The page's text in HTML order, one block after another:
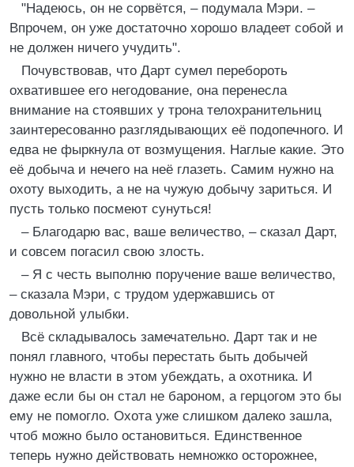
"Надеюсь, он не сорвётся, – подумала Мэри. –
Впрочем, он уже достаточно хорошо владеет собой и
не должен ничего учудить".
Почувствовав, что Дарт сумел перебороть
охватившее его негодование, она перенесла
внимание на стоявших у трона телохранительниц
заинтересованно разглядывающих её подопечного. И
едва не фыркнула от возмущения. Наглые какие. Это
её добыча и нечего на неё глазеть. Самим нужно на
охоту выходить, а не на чужую добычу зариться. И
пусть только посмеют сунуться!
– Благодарю вас, ваше величество, – сказал Дарт,
и совсем погасил свою злость.
– Я с честь выполню поручение ваше величество,
– сказала Мэри, с трудом удержавшись от
довольной улыбки.
Всё складывалось замечательно. Дарт так и не
понял главного, чтобы перестать быть добычей
нужно не власти в этом убеждать, а охотника. И
даже если бы он стал не бароном, а герцогом это бы
ему не помогло. Охота уже слишком далеко зашла,
чтоб можно было остановиться. Единственное
теперь нужно действовать немножко осторожнее,